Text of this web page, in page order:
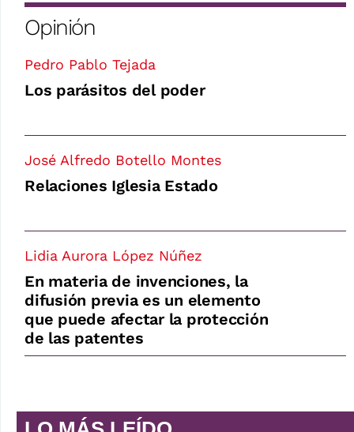
Opinión
Pedro Pablo Tejada
Los parásitos del poder
José Alfredo Botello Montes
Relaciones Iglesia Estado
Lidia Aurora López Núñez
En materia de invenciones, la
difusión previa es un elemento
que puede afectar la protección
de las patentes